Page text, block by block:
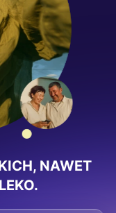
NAWET